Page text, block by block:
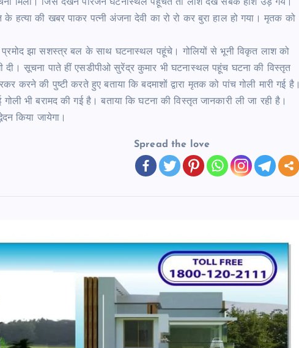
मिली। जिसे देखने परिजन घटनास्थल पहूंचते तो लाश देख सबके होश उड़ गये।
हत्या की खबर पाकर पत्नी अंजना देवी का रो रो कर बुरा हाल हो गया। मृतक को
प्रमोद झा सशस्त्र बल के साथ घटनास्थल पहूंचे। गोलियों से भूनी विकृत लाश को
दी। सूचना पाते हीं एसडीपीओ सुरेंद्र कुमार भी घटनास्थल पहूंच घटना की विस्तृत
करने की पुष्टी करते हुए बताया कि बदमाशों द्वारा मृतक को पांच गोली मारी गई है।
भी बरामद की गई है। बताया कि घटना की विस्तृत जानकारी ली जा रही है।
किया जायेगा।
Spread the love